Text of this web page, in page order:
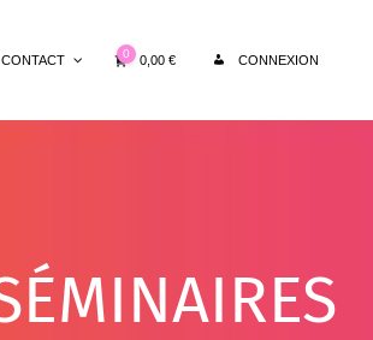
CONTACT 0 0,00 € CONNEXION